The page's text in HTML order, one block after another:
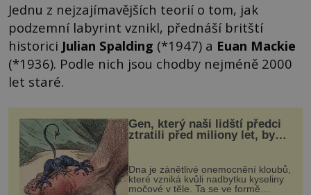
Jednu z nejzajímavějších teorií o tom, jak
podzemní labyrint vznikl, přednáší britští
historici Julian Spalding (*1947) a Euan Mackie
(*1936). Podle nich jsou chodby nejméně 2000
let staré.
Gen, který naši lidští předci
ztratili před miliony let, by
mohl pomoci s léčbou
„nemoci králů“
Dna je zánětlivé onemocnění kloubů,
které vzniká kvůli nadbytku kyseliny
močové v těle. Ta se ve formě